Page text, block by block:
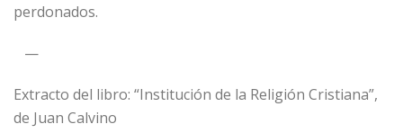
perdonados.
—
Extracto del libro: “Institución de la Religión Cristiana”,
de Juan Calvino